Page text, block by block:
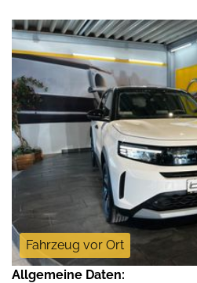
Fahrzeug vor Ort
Allgemeine Daten: